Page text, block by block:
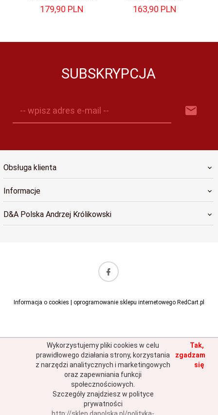
179,90 PLN 163,90 PLN
SUBSKRYPCJA
-- wpisz adres e-mail --
Obsługa klienta
Informacje
D&A Polska Andrzej Królikowski
Informacja o cookies | oprogramowanie sklepu internetowego RedCart.pl
Wykorzystujemy pliki cookies w celu
prawidłowego działania strony, korzystania
z narzędzi analitycznych i marketingowych
oraz zapewniania funkcji
społecznościowych.
Szczegóły znajdziesz w polityce
prywatności
http://sklep.dapolska.pl/polityka-
Tak,
zgadzam
się